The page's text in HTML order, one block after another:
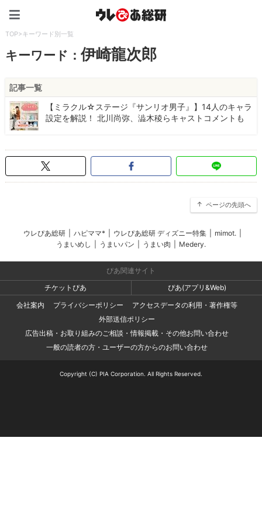
TOP>キーワード別一覧
キーワード：伊崎龍次郎
記事一覧
【ミラクル☆ステージ『サンリオ男子』】14人のキャラ
設定を解説！ 北川尚弥、澁木稜らキャストコメントも
ページの先頭へ
ウレぴあ総研 ハピママ* ウレぴあ総研 ディズニー特集 mimot.
うまいめし
うまいパン うまい肉 Medery.
ぴあ関連サイト
チケットぴあ
ぴあ(アプリ&Web)
会社案内
プライバシーポリシー
アクセスデータの利用・著作権等
外部送信ポリシー
広告出稿・お取り組みのご相談・情報掲載・その他お問い合わせ
一般の読者の方・ユーザーの方からのお問い合わせ
Copyright (C) PIA Corporation. All Rights Reserved.